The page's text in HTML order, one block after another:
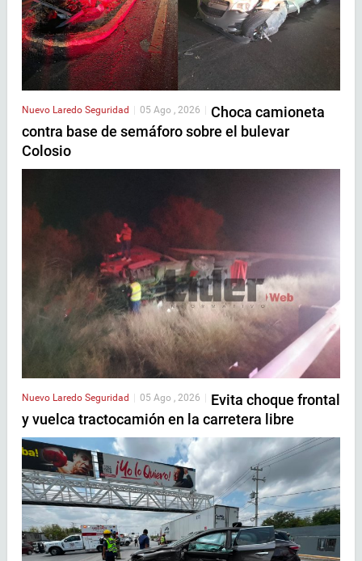
Nuevo Laredo Seguridad | 05 Ago , 2026 | Choca camioneta
contra base de semáforo sobre el bulevar
Colosio
Nuevo Laredo Seguridad 05 Ago , 2026
Evita choque frontal
y vuelca tractocamión en la carretera libre